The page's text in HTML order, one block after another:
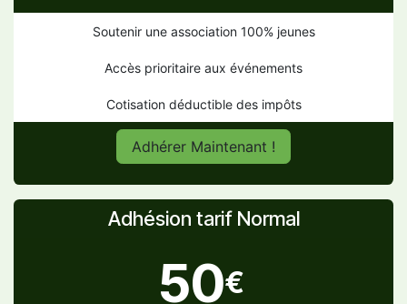
Soutenir une association 100% jeunes
Accès prioritaire aux événements
Cotisation déductible des impôts
Adhérer Maintenant !
Adhésion tarif Normal
50€